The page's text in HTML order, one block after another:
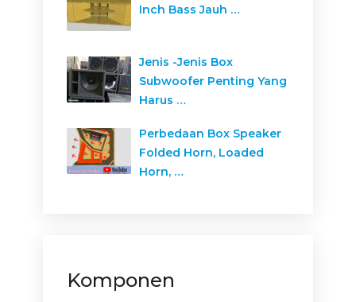
Inch Bass Jauh …
Jenis -Jenis Box
Subwoofer Penting Yang
Harus …
Perbedaan Box Speaker
Folded Horn, Loaded
Horn, …
Komponen